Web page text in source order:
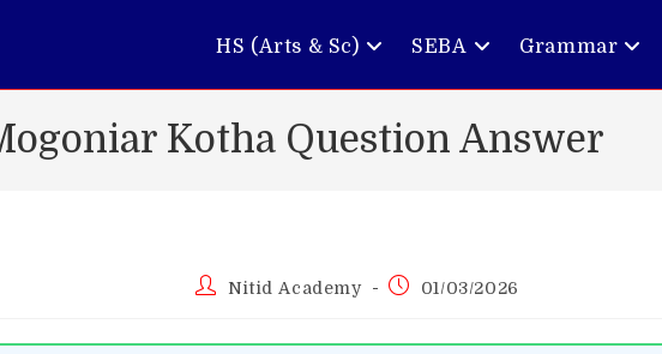
HS (Arts & Sc) SEBA Grammar
Kotha Question Answer
PostNitid Academy
Post01/03/2026